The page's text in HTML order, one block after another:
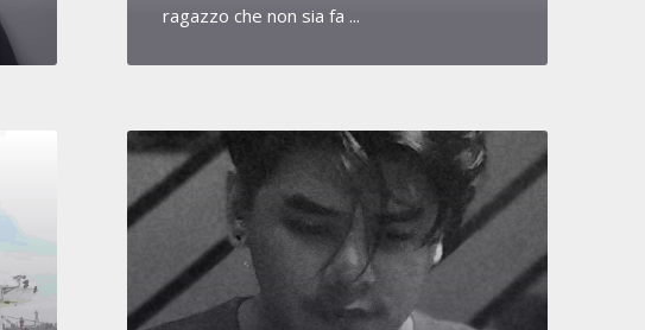
ragazzo che non sia fa ...